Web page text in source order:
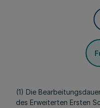
(1) Die
des Erweiterten Ersten